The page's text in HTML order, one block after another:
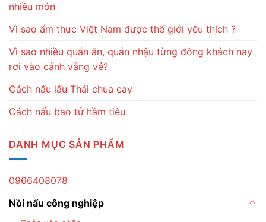
nhiều món
Vì sao ẩm thực Việt Nam được thế giới yêu thích ?
Vì sao nhiều quán ăn, quán nhậu từng đông khách nay
rơi vào cảnh vắng vẻ?
Cách nấu lẩu Thái chua cay
Cách nấu bao tử hầm tiêu
DANH MỤC SẢN PHẨM
0966408078
Nồi nấu công nghiệp